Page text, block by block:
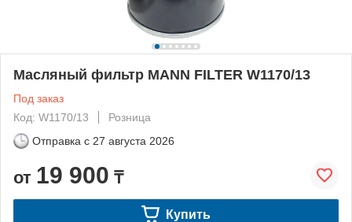
Масляный фильтр MANN FILTER W1170/13
Под заказ
Код: W1170/13
Розница
Отправка с 27 августа 2026
от 19 900 ₸
Купить